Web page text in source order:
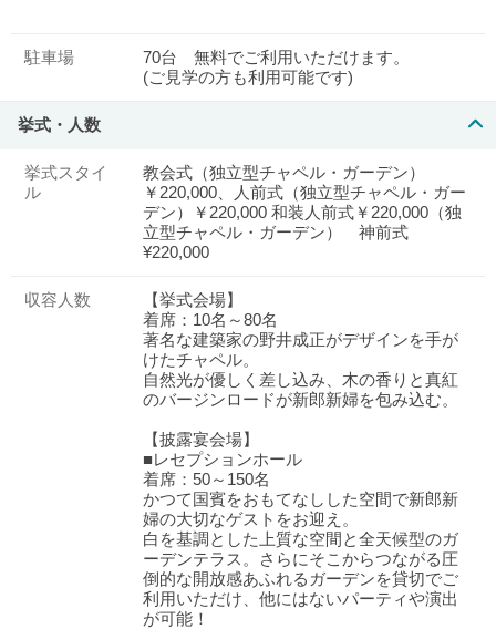
駐車場
70台 無料でご利用いただけます。
(ご見学の方も利用可能です)
挙式・人数
挙式スタイ
ル
教会式（独立型チャペル・ガーデン）
￥220,000、人前式（独立型チャペル・ガー
デン）￥220,000 和装人前式￥220,000（独
立型チャペル・ガーデン） 神前式
¥220,000
収容人数
【挙式会場】
着席：10名～80名
著名な建築家の野井成正がデザインを手が
けたチャペル。
自然光が優しく差し込み、木の香りと真紅
のバージンロードが新郎新婦を包み込む。
【披露宴会場】
■レセプションホール
着席：50～150名
かつて国賓をおもてなしした空間で新郎新
婦の大切なゲストをお迎え。
白を基調とした上質な空間と全天候型のガ
ーデンテラス。さらにそこからつながる圧
倒的な開放感あふれるガーデンを貸切でご
利用いただけ、他にはないパーティや演出
が可能！